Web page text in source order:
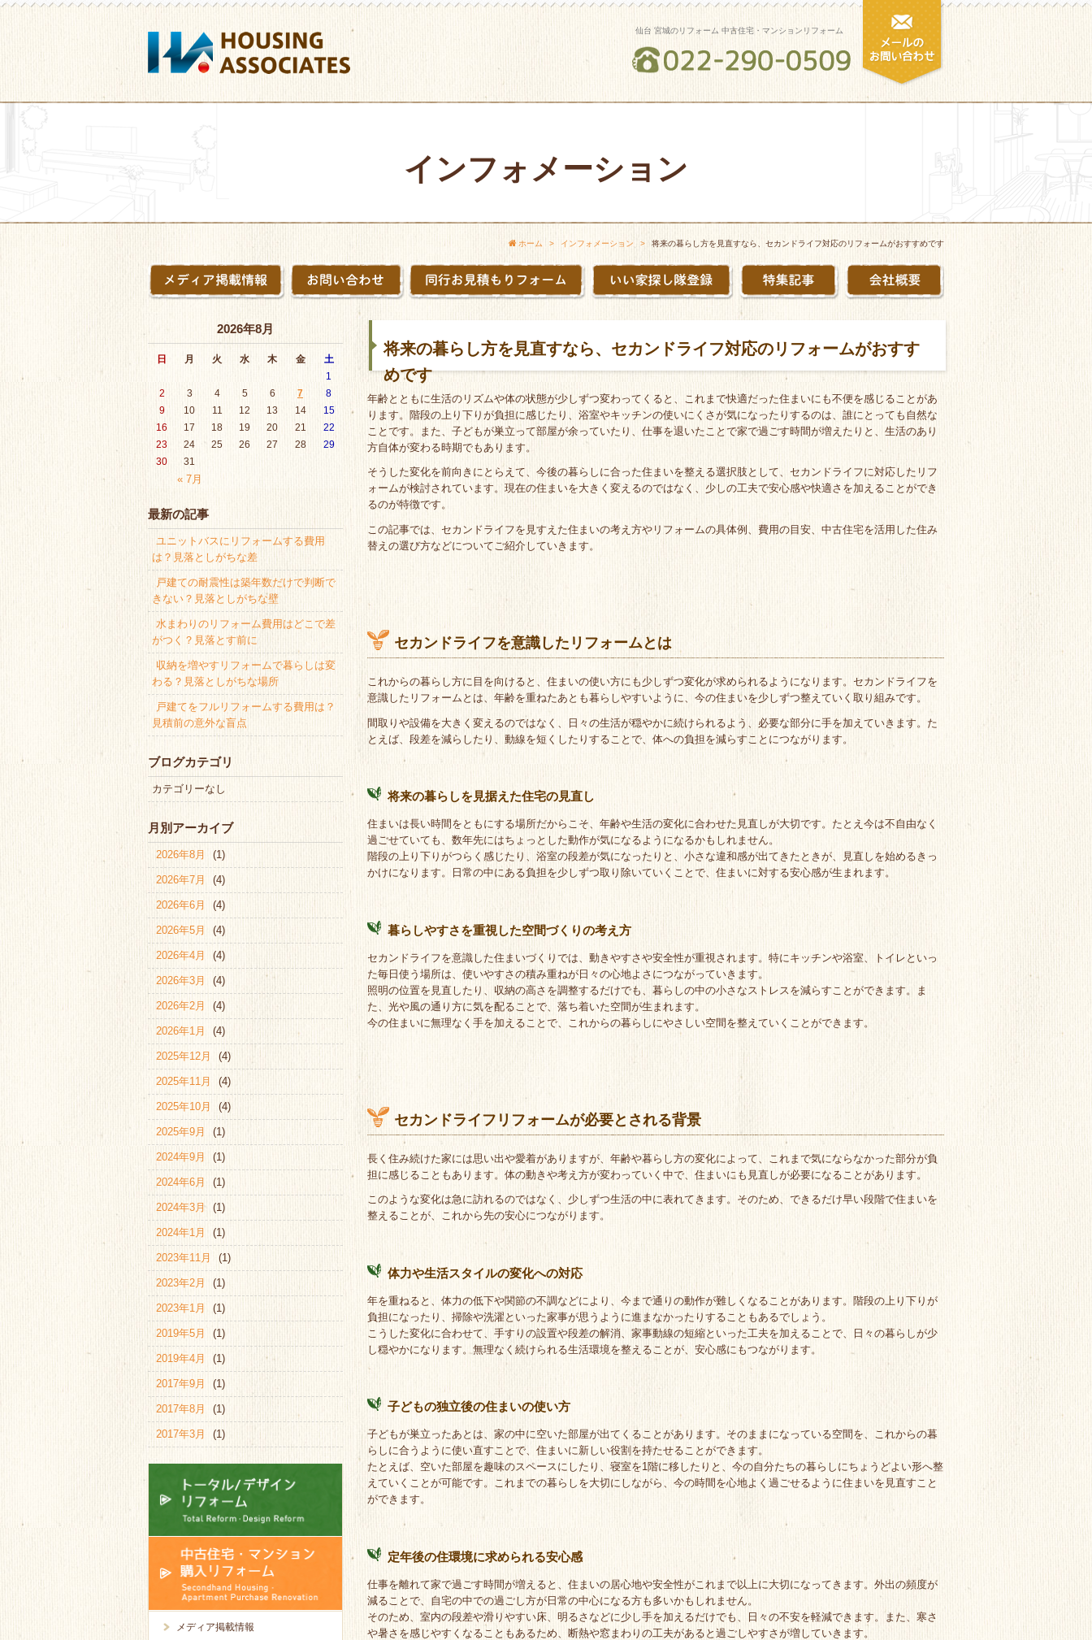
仙台 宮城のリフォーム 中古住宅・マンションリフォーム
ホーム インフォメーション 将来の暮らし方を見直すなら、セカンドライフ対応のリフォームがおすすめです
インフォメーション
将来の暮らし方を見直すなら、セカンドライフ対応のリフォームがおすす
めです
年齢とともに生活のリズムや体の状態が少しずつ変わってくると、これまで快適だった住まいにも不便を感じることがあ
ります。階段の上り下りが負担に感じたり、浴室やキッチンの使いにくさが気になったりするのは、誰にとっても自然な
ことです。また、子どもが巣立って部屋が余っていたり、仕事を退いたことで家で過ごす時間が増えたりと、生活のあり
方自体が変わる時期でもあります。
そうした変化を前向きにとらえて、今後の暮らしに合った住まいを整える選択肢として、セカンドライフに対応したリフ
ォームが検討されています。現在の住まいを大きく変えるのではなく、少しの工夫で安心感や快適さを加えることができ
るのが特徴です。
この記事では、セカンドライフを見すえた住まいの考え方やリフォームの具体例、費用の目安、中古住宅を活用した住み
替えの選び方などについてご紹介していきます。
セカンドライフを意識したリフォームとは
これからの暮らし方に目を向けると、住まいの使い方にも少しずつ変化が求められるようになります。セカンドライフを
意識したリフォームとは、年齢を重ねたあとも暮らしやすいように、今の住まいを少しずつ整えていく取り組みです。
間取りや設備を大きく変えるのではなく、日々の生活が穏やかに続けられるよう、必要な部分に手を加えていきます。た
とえば、段差を減らしたり、動線を短くしたりすることで、体への負担を減らすことにつながります。
将来の暮らしを見据えた住宅の見直し
住まいは長い時間をともにする場所だからこそ、年齢や生活の変化に合わせた見直しが大切です。たとえ今は不自由なく
過ごせていても、数年先にはちょっとした動作が気になるようになるかもしれません。
階段の上り下りがつらく感じたり、浴室の段差が気になったりと、小さな違和感が出てきたときが、見直しを始めるきっ
かけになります。日常の中にある負担を少しずつ取り除いていくことで、住まいに対する安心感が生まれます。
暮らしやすさを重視した空間づくりの考え方
セカンドライフを意識した住まいづくりでは、動きやすさや安全性が重視されます。特にキッチンや浴室、トイレといっ
た毎日使う場所は、使いやすさの積み重ねが日々の心地よさにつながっていきます。
照明の位置を見直したり、収納の高さを調整するだけでも、暮らしの中の小さなストレスを減らすことができます。ま
た、光や風の通り方に気を配ることで、落ち着いた空間が生まれます。
今の住まいに無理なく手を加えることで、これからの暮らしにやさしい空間を整えていくことができます。
セカンドライフリフォームが必要とされる背景
長く住み続けた家には思い出や愛着がありますが、年齢や暮らし方の変化によって、これまで気にならなかった部分が負
担に感じることもあります。体の動きや考え方が変わっていく中で、住まいにも見直しが必要になることがあります。
このような変化は急に訪れるのではなく、少しずつ生活の中に表れてきます。そのため、できるだけ早い段階で住まいを
整えることが、これから先の安心につながります。
体力や生活スタイルの変化への対応
年を重ねると、体力の低下や関節の不調などにより、今まで通りの動作が難しくなることがあります。階段の上り下りが
負担になったり、掃除や洗濯といった家事が思うように進まなかったりすることもあるでしょう。
こうした変化に合わせて、手すりの設置や段差の解消、家事動線の短縮といった工夫を加えることで、日々の暮らしが少
し穏やかになります。無理なく続けられる生活環境を整えることが、安心感にもつながります。
子どもの独立後の住まいの使い方
子どもが巣立ったあとは、家の中に空いた部屋が出てくることがあります。そのままになっている空間を、これからの暮
らしに合うように使い直すことで、住まいに新しい役割を持たせることができます。
たとえば、空いた部屋を趣味のスペースにしたり、寝室を1階に移したりと、今の自分たちの暮らしにちょうどよい形へ整
えていくことが可能です。これまでの暮らしを大切にしながら、今の時間を心地よく過ごせるように住まいを見直すこと
ができます。
定年後の住環境に求められる安心感
仕事を離れて家で過ごす時間が増えると、住まいの居心地や安全性がこれまで以上に大切になってきます。外出の頻度が
減ることで、自宅の中での過ごし方が日常の中心になる方も多いかもしれません。
そのため、室内の段差や滑りやすい床、明るさなどに少し手を加えるだけでも、日々の不安を軽減できます。また、寒さ
や暑さを感じやすくなることもあるため、断熱や窓まわりの工夫があると過ごしやすさが増していきます。
2026年8月
日 月 火 水 木 金 土
« 7月
1
2
3 4 5 6 7
8
9
10 11 12 13 14
15
16
17 18 19 20 21
22
23
24 25 26 27 28
29
30
31
最新の記事
ユニットバスにリフォームする費用
は？見落としがちな差
戸建ての耐震性は築年数だけで判断で
きない？見落としがちな壁
水まわりのリフォーム費用はどこで差
がつく？見落とす前に
収納を増やすリフォームで暮らしは変
わる？見落としがちな場所
戸建てをフルリフォームする費用は？
見積前の意外な盲点
ブログカテゴリ
カテゴリーなし
月別アーカイブ
2026年8月 (1)
2026年7月 (4)
2026年6月 (4)
2026年5月 (4)
2026年4月 (4)
2026年3月 (4)
2026年2月 (4)
2026年1月 (4)
2025年12月 (4)
2025年11月 (4)
2025年10月 (4)
2025年9月 (1)
2024年9月 (1)
2024年6月 (1)
2024年3月 (1)
2024年1月 (1)
2023年11月 (1)
2023年2月 (1)
2023年1月 (1)
2019年5月 (1)
2019年4月 (1)
2017年9月 (1)
2017年8月 (1)
2017年3月 (1)
メディア掲載情報